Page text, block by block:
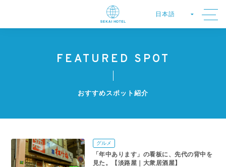
FEATURED SPOT
おすすめスポット紹介
グルメ
「年中あります」の看板に、先代の背中を
見た。【淡路屋｜大衆居酒屋】